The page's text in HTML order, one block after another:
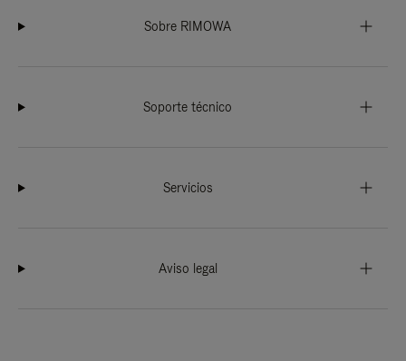
Sobre RIMOWA
Soporte técnico
Servicios
Aviso legal